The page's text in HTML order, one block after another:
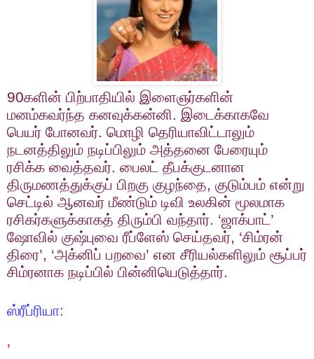
90களின் பிற்பாதியில் இளைஞர்களின்
மனம்கவர்ந்த கனவுக்கன்னி. இடைக்காகவே
பெயர் போனவர். மொழி தெரியாவிட்டாலும்
நடனத்திலும் நடிப்பிலும் அத்தனை பேரையும்
ரசிக்க வைத்தவர். பைலட் தீபக்குடனான
திருமணத்துக்குப் பிறகு குழந்தை, குடும்பம் என்று
செட்டில் ஆனவர் மீண்டும் டிவி உலகின் மூலமாக
ரசிகர்களுக்காகத் திரும்பி வந்தார். ‘ஜாக்பாட்’
ஷோவில் குஷ்புவை ரீப்ளேஸ் செய்தவர், ‘சிம்ரன்
திரை’, ‘அக்னிப் பறவை’ என சீரியல்களிலும் சூப்பர்
சிம்ரனாக நடிப்பில் பின்னியெடுத்தார்.
ஸ்ரீப்ரியா:
’